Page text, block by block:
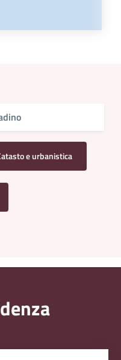
e urbanistica